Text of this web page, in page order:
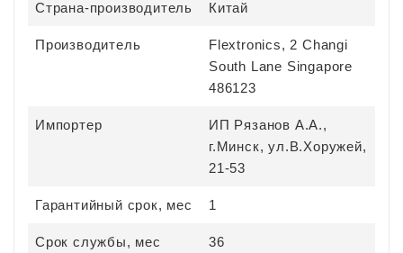
Страна-производитель Китай
Производитель
Flextronics, 2 Changi
South Lane Singapore
486123
Импортер
ИП Рязанов А.А.,
г.Минск, ул.В.Хоружей,
21-53
Гарантийный срок, мес 1
Срок службы, мес 36